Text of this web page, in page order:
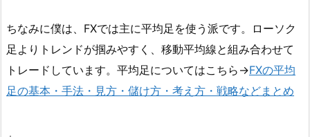
ちなみに僕は、FXでは主に平均足を使う派です。ローソク
足よりトレンドが掴みやすく、移動平均線と組み合わせて
トレードしています。平均足についてはこちら→FXの平均
足の基本・手法・見方・儲け方・考え方・戦略などまとめ